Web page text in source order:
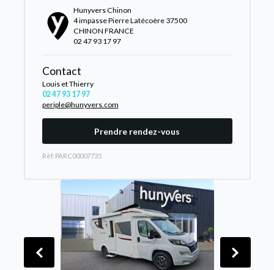
Hunyvers Chinon
4 impasse Pierre Latécoère 37500
CHINON FRANCE
02 47 93 17 97
Contact
Louis et Thierry
02 47 93 17 97
periple@hunyvers.com
Prendre rendez-vous
Rèf. PARC00007735